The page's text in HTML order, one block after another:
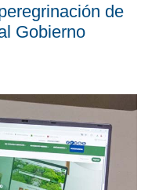
de
Gobierno